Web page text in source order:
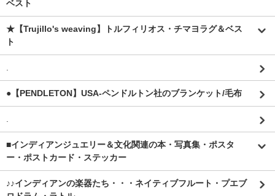
ベスト
★【Trujillo's weaving】トルフィリオス・チマヨラグ＆ベス
ト
●【PENDLETON】USA-ペンドルトン社のブランケット/毛布
■インディアンジュエリー＆文化関連の本・写真集・ポスタ
ー・ポストカード・ステッカー
♪♪インディアンの楽器たち・・・ネイティブフルート・プエブ